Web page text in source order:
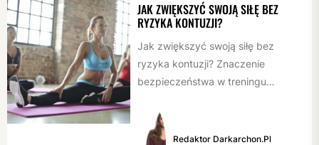
JAK ZWIĘKSZYĆ SWOJĄ SIŁĘ BEZ
RYZYKA KONTUZJI?
Jak zwiększyć swoją siłę bez
ryzyka kontuzji? Znaczenie
bezpieczeństwa w treningu
elementem zdrowego stylu życia,...
Redaktor Darkarchon.pl